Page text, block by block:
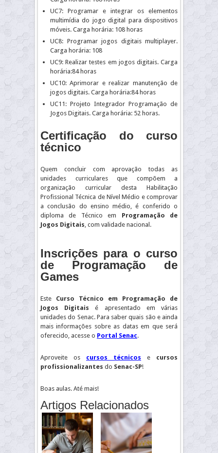
UC7: Programar e integrar os elementos
multimídia do jogo digital para dispositivos
móveis. Carga horária: 108 horas
UC8: Programar jogos digitais multiplayer.
Carga horária: 108
UC9: Realizar testes em jogos digitais. Carga
horária:84 horas
UC10: Aprimorar e realizar manutenção de
jogos digitais. Carga horária:84 horas
UC11: Projeto Integrador Programação de
Jogos Digitais. Carga horária: 52 horas.
Certificação do curso
técnico
Quem concluir com aprovação todas as
unidades curriculares que compõem a
organização curricular desta Habilitação
Profissional Técnica de Nível Médio e comprovar
a conclusão do ensino médio, é conferido o
diploma de Técnico em Programação de
Jogos Digitais, com validade nacional.
Inscrições para o curso
de Programação de
Games
Este Curso Técnico em Programação de
Jogos Digitais é apresentado em várias
unidades do Senac. Para saber quais são e ainda
mais informações sobre as datas em que será
oferecido, acesse o Portal Senac.
Aproveite os cursos técnicos e cursos
profissionalizantes do Senac-SP!
Boas aulas. Até mais!
Artigos Relacionados